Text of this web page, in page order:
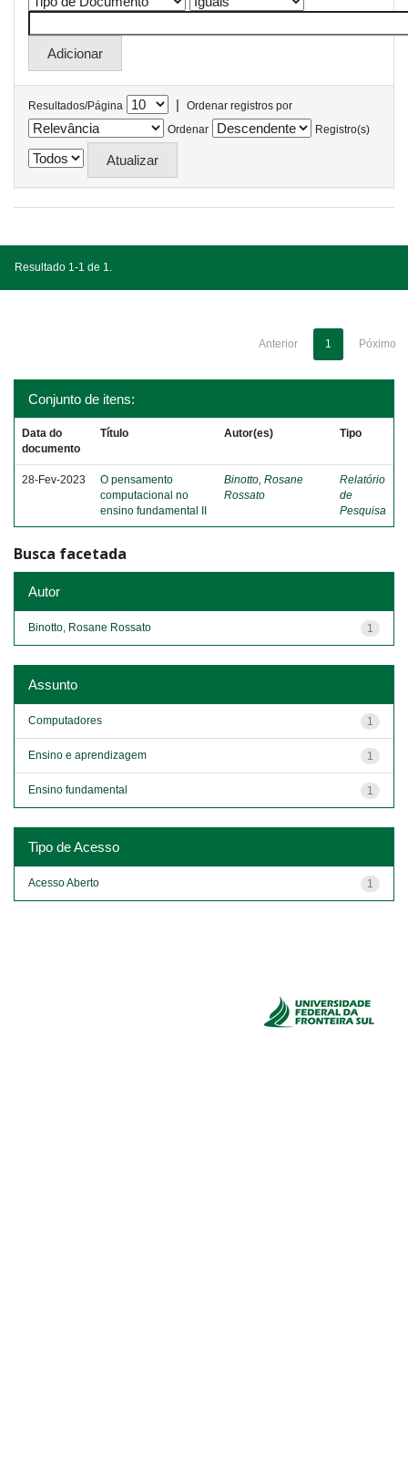
Resultados/Página |
Ordenar registros por
Ordenar
Registro(s)
Resultado 1-1 de 1.
Anterior 1 Póximo
Conjunto de itens:
Data do
documento
Título Autor(es) Tipo
28-Fev-2023
O pensamento
computacional no
ensino fundamental II
Binotto, Rosane
Rossato
Relatório
de
Pesquisa
Busca facetada
Autor
1
Binotto, Rosane Rossato
Assunto
1
Computadores
1
Ensino e aprendizagem
1
Ensino fundamental
Tipo de Acesso
1
Acesso Aberto